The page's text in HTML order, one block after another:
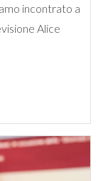
incontrato a
Alice